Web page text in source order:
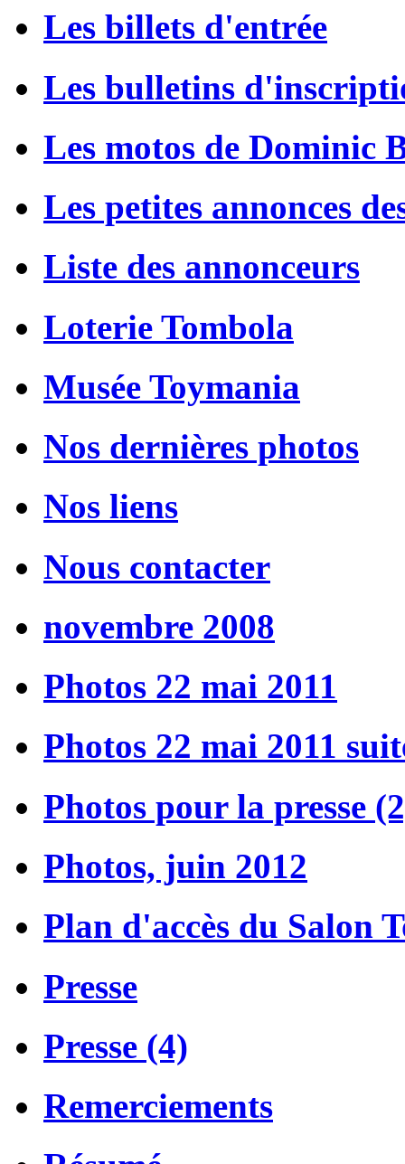
Les billets d'entrée
Les bulletins
Les motos de Dominic
Les petites annonces
Liste des annonceurs
Loterie Tombola
Musée Toymania
Nos dernières photos
Nos liens
Nous contacter
novembre 2008
Photos 22 mai 2011
Photos 22 mai 2011
Photos pour la presse
Photos, juin 2012
Plan d'accès du Salon
Presse
Presse (4)
Remerciements